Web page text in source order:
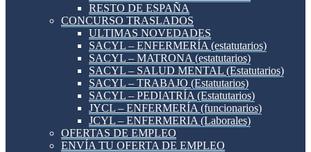
RESTO DE ESPAÑA
CONCURSO TRASLADOS
ULTIMAS NOVEDADES
SACYL – ENFERMERÍA (estatutarios)
SACYL – MATRONA (estatutarios)
SACYL – SALUD MENTAL (Estatutarios)
SACYL – TRABAJO (Estatutarios)
SACYL – PEDIATRÍA (Estatutarios)
JYCL – ENFERMERÍA (funcionarios)
JCYL – ENFERMERIA (Laborales)
OFERTAS DE EMPLEO
ENVÍA TU OFERTA DE EMPLEO